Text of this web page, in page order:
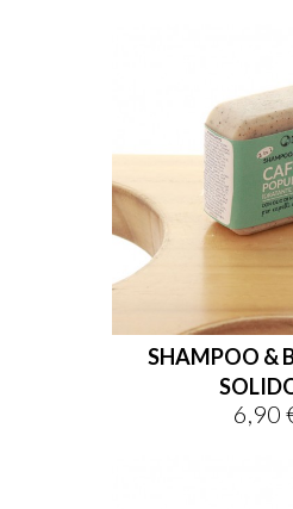
SHAMPOO &
Prezzo
6,90